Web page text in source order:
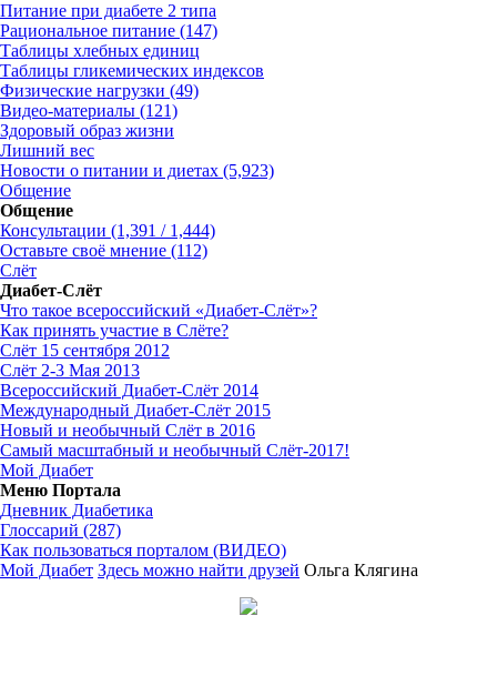
Питание при диабете 2 типа
Рациональное питание (147)
Таблицы хлебных единиц
Таблицы гликемических индексов
Физические нагрузки (49)
Видео-материалы (121)
Здоровый образ жизни
Лишний вес
Новости о питании и диетах (5,923)
Общение
Общение
Консультации (1,391 / 1,444)
Оставьте своё мнение (112)
Слёт
Диабет-Слёт
Что такое всероссийский «Диабет-Слёт»?
Как принять участие в Слёте?
Слёт 15 сентября 2012
Слёт 2-3 Мая 2013
Всероссийский Диабет-Слёт 2014
Международный Диабет-Слёт 2015
Новый и необычный Слёт в 2016
Самый масштабный и необычный Слёт-2017!
Мой Диабет
Меню Портала
Дневник Диабетика
Глоссарий (287)
Как пользоваться порталом (ВИДЕО)
Мой Диабет Здесь можно найти друзей Ольга Клягина